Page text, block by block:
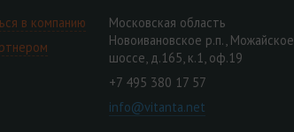
в компанию
Московская область
Новоивановское р.п., Можайское
шоссе, д.165, к.1, оф.19
+7 495 380 17 57
info@vitanta.net